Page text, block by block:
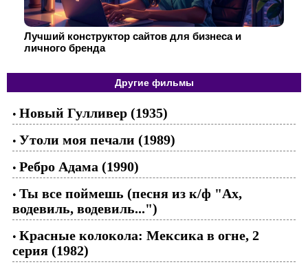
Лучший конструктор сайтов для бизнеса и
личного бренда
Другие фильмы
• Новый Гулливер (1935)
• Утоли моя печали (1989)
• Ребро Адама (1990)
• Ты все поймешь (песня из к/ф "Ах,
водевиль, водевиль...")
• Красные колокола: Мексика в огне, 2
серия (1982)